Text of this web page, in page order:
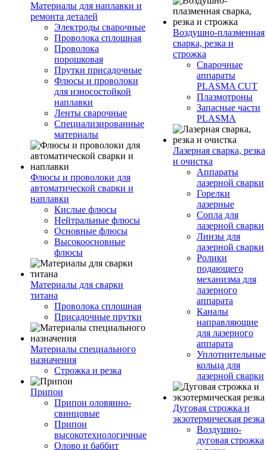
Материалы для наплавки и
ремонта деталей
Электроды сварочные
Проволока сплошная
Проволока
порошковая
Прутки присадочные
Флюсы и проволоки
для износостойкой
наплавки
Ленты сварочные
Специализированные
материалы
Флюсы и проволоки для
автоматической сварки и
наплавки
Кислые флюсы
Нейтральные флюсы
Основные флюсы
Высокоосновные
флюсы
Материалы для сварки
титана
Проволока сплошная
Присадочные прутки
Материалы специального
назначения
Строжка и резка
Припои
Припои оловянно-
свинцовые
Припои
высокотехнологичные
Олово и баббит
Воздушно-плазменная
сварка, резка и
строжка
Сварочные
аппараты
PLASMA CUT
Плазмотроны
Запасные части
PLASMA
Лазерная сварка, резка
и очистка
Аппараты
лазерной сварки
Горелки
лазерные
Сопла для
лазерной сварки
Линзы для
лазерной сварки
Ролики
подающего
механизма для
лазерного
аппарата
Каналы
направляющие
для лазерного
аппарата
Уплотнительные
кольца для
лазерной сварки
Дуговая строжка и
экзотермическая резка
Воздушно-
дуговая строжка